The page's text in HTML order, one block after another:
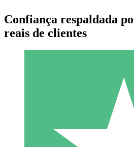
Pacotes de
Pague conforme o uso com
Confiança respaldada
reais de clientes